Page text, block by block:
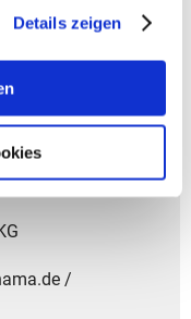
Details zeigen
/